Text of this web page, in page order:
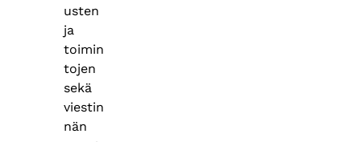
usten
ja
toimin
tojen
sekä
viestin
nän